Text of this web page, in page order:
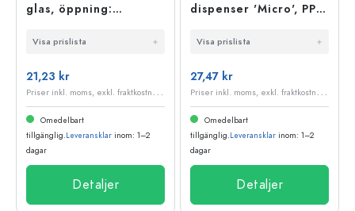
glas, öppning:
Visa prislista
21,23 kr
P
riser inkl. moms, exkl. fraktkostnader
Omedelbart
tillgänglig.Leveransklar inom: 1–2
dagar
Detaljer
dispenser 'Micro', PP-
Visa prislista
27,47 kr
P
riser inkl. moms, exkl. fraktkostnader
Omedelbart
tillgänglig.Leveransklar inom: 1–2
dagar
Detaljer